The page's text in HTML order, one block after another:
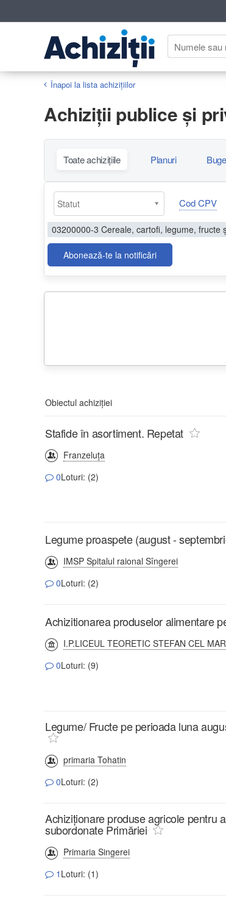
Înapoi la lista achiziţiilor
Achiziţii publice și
Toate achizițiile Planuri
Cod CPV
03200000-3 Cereale, cartofi, legume, fructe
Abonează-te la notificări
Obiectul achiziției
Stafide în asortiment. Repetat
Franzeluţa
0Loturi: (2)
Legume proaspete (august -
IMSP Spitalul raional Sîngerei
0Loturi: (2)
Achizitionarea produselor alimentare
I.P.LICEUL TEORETIC STEFAN CEL
0Loturi: (9)
Legume/ Fructe pe perioada luna
primaria Tohatin
0Loturi: (2)
Achiziționare produse agricole pentru
subordonate Primăriei
Primaria Singerei
1 Loturi: (1)